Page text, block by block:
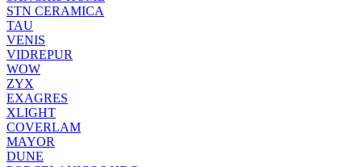
STN CERAMICA
TAU
VENIS
VIDREPUR
WOW
ZYX
EXAGRES
XLIGHT
COVERLAM
MAYOR
DUNE